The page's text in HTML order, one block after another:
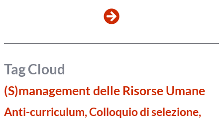
Tag Cloud
(S)management delle Risorse Umane
Anti-curriculum, Colloquio di selezione,